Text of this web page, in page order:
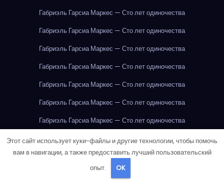
Габриэль Гарсиа Маркес — Сто лет одиночества
Габриэль Гарсиа Маркес — Сто лет одиночества
Габриэль Гарсиа Маркес — Сто лет одиночества
Габриэль Гарсиа Маркес — Сто лет одиночества
Габриэль Гарсиа Маркес — Сто лет одиночества
Габриэль Гарсиа Маркес — Сто лет одиночества
Габриэль Гарсиа Маркес — Сто лет одиночества
Габриэль Гарсиа Маркес — Сто лет одиночества
Говядина
Говядина
Говядина Говядина Говядина
Говядина
Этот сайт использует куки-файлы и другие технологии, чтобы помочь
вам в навигации, а также предоставить лучший пользовательский
опыт.
OK